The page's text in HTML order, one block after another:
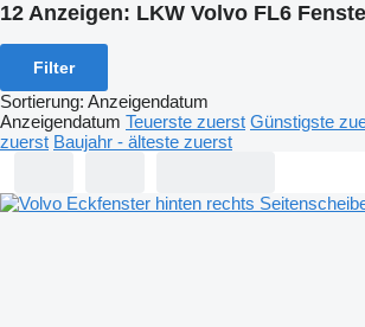
12 Anzeigen: LKW Volvo FL6
Filter
Sortierung: Anzeigendatum
Anzeigendatum Teuerste zuerst Günstigste
zuerst Baujahr - älteste zuerst